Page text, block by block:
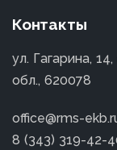
Контакты
ул. Гагарина,
обл., 620078
office@rms-
8 (343) 319-42-